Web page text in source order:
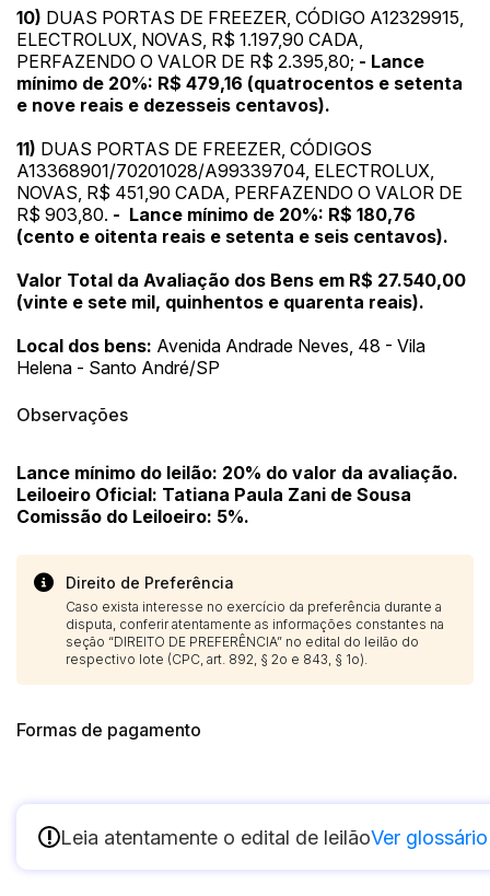
10) DUAS PORTAS DE FREEZER, CÓDIGO A12329915,
ELECTROLUX, NOVAS, R$ 1.197,90 CADA,
PERFAZENDO O VALOR DE R$ 2.395,80; - Lance
mínimo de 20%: R$ 479,16 (quatrocentos e setenta
e nove reais e dezesseis centavos).
11) DUAS PORTAS DE FREEZER, CÓDIGOS
A13368901/70201028/A99339704, ELECTROLUX,
NOVAS, R$ 451,90 CADA, PERFAZENDO O VALOR DE
R$ 903,80. - Lance mínimo de 20%: R$ 180,76
(cento e oitenta reais e setenta e seis centavos).
Valor Total da Avaliação dos Bens em R$ 27.540,00
(vinte e sete mil, quinhentos e quarenta reais).
Local dos bens: Avenida Andrade Neves, 48 - Vila
Helena - Santo André/SP
Observações
Lance mínimo do leilão: 20% do valor da avaliação.
Leiloeiro Oficial: Tatiana Paula Zani de Sousa
Comissão do Leiloeiro: 5%.
Direito de Preferência
Caso exista interesse no exercício da preferência durante a
disputa, conferir atentamente as informações constantes na
seção “DIREITO DE PREFERÊNCIA” no edital do leilão do
respectivo lote (CPC, art. 892, § 2o e 843, § 1o).
Formas de pagamento
! Leia atentamente o edital de leilãoVer